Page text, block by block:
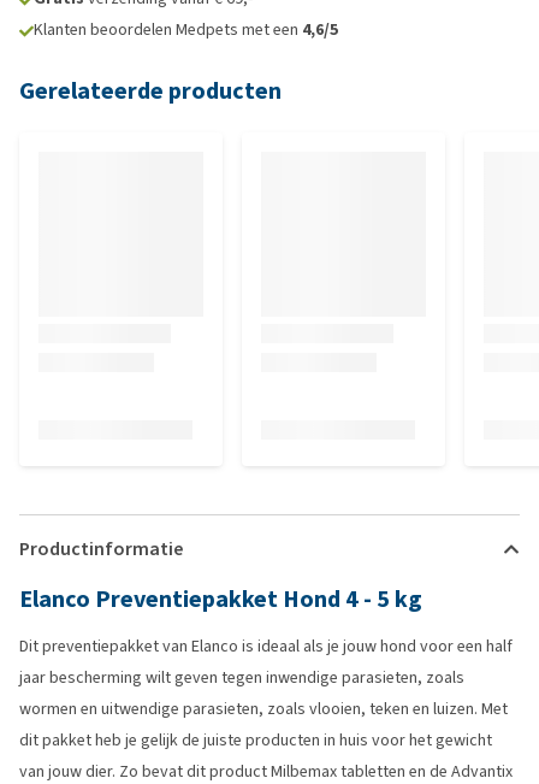
Klanten beoordelen Medpets met een 4,6/5
Gerelateerde producten
Productinformatie
Elanco Preventiepakket Hond 4 - 5 kg
Dit preventiepakket van Elanco is ideaal als je jouw hond voor een half
jaar bescherming wilt geven tegen inwendige parasieten, zoals
wormen en uitwendige parasieten, zoals vlooien, teken en luizen. Met
dit pakket heb je gelijk de juiste producten in huis voor het gewicht
van jouw dier. Zo bevat dit product Milbemax tabletten en de Advantix